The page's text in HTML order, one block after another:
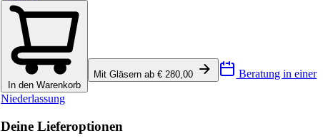
In den Warenkorb
Mit Gläsern ab € 280,00 Beratung in einer
Niederlassung
Deine Lieferoptionen